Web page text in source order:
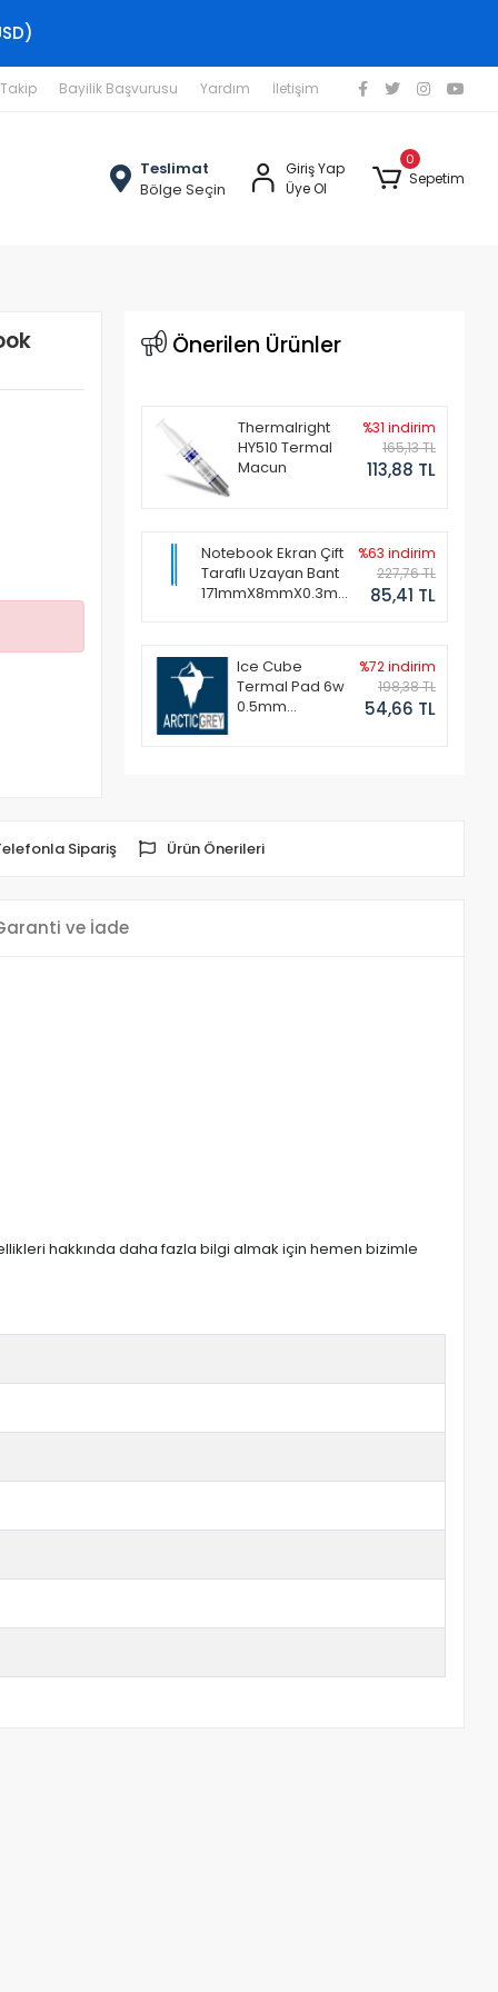
Bayilik Başvurusu Yardım İletişim
Teslimat
Bölge Seçin
Giriş Yap
Üye Ol
0
Sepetim
Önerilen Ürünler
Thermalright
HY510 Termal
Macun
%31 indirim
165,13 TL
113,88 TL
Notebook Ekran Çift
Taraflı Uzayan Bant
171mmX8mmX0.3mm
%63 indirim
227,76 TL
85,41 TL
Ice Cube
Termal Pad 6w
0.5mm
%72 indirim
198,38 TL
54,66 TL
Sipariş Ürün Önerileri
ve İade
hakkında daha fazla bilgi almak için hemen bizimle